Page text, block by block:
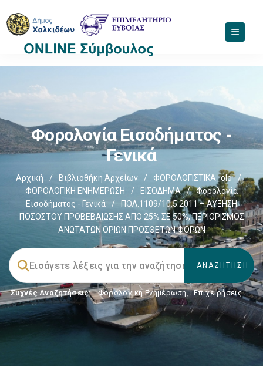
Φορολογία Εισοδήματος -
Γενικά
Αρχική / Βιβλιοθήκη Αρχείων / ΦΟΡΟΛΟΓΙΣΤΙΚΑ_old
/
ΦΟΡΟΛΟΓΙΚΗ ΕΝΗΜΕΡΩΣΗ
/ ΕΙΣΟΔΗΜΑ /
Φορολογία
Εισοδήματος - Γενικά
/
ΠΟΛ.1109/10.5.2011 – ΑΥΞΗΣΗ
ΠΟΣΟΣΤΟΥ ΠΡΟΒΕΒΑΙΩΣΗΣ ΑΠΟ 25% ΣΕ 50%, ΠΕΡΙΟΡΙΣΜΟΣ
ΑΝΩΤΑΤΩΝ ΟΡΙΩΝ ΠΡΟΣΘΕΤΩΝ ΦΟΡΩΝ
Συχνές Αναζητήσεις: Φορολογικη Ενημέρωση, Επιχειρήσεις